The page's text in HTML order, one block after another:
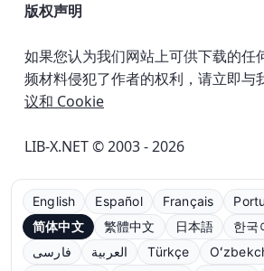
版权声明
如果您认为我们网站上可供下载的任
频材料侵犯了作者的权利，请立即与
议和 Cookie
LIB-X.NET © 2003 - 2026
English Español Français
简体中文
繁體中文 日本語 한국
فارسی
العربية Türkçe